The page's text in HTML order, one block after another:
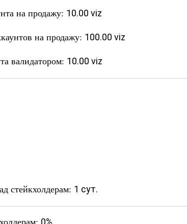
на продажу: 10.00 viz
на продажу: 100.00 viz
валидатором: 10.00 viz
стейкхолдерам: 1 сут.
0%